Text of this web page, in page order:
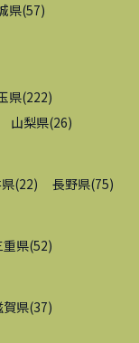
県(57)
県(222)
山梨県(26)
(22) 長野県(75)
重県(52)
賀県(37)